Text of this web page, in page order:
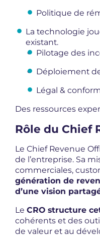
Politique de
La technologie
existant.
Pilotage des
Déploiement
Légal &
Des ressources
Rôle du Chief
Le Chief Revenue
de l’entreprise. Sa
commerciales,
génération de
d’une vision partag
Le CRO structure
cohérents et des
de valeur et au